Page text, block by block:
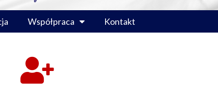
Współpraca Kontakt